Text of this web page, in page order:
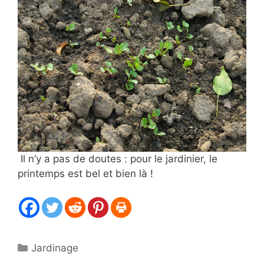
Il n’y a pas de doutes : pour le jardinier, le
printemps est bel et bien là !
Catégories
Jardinage